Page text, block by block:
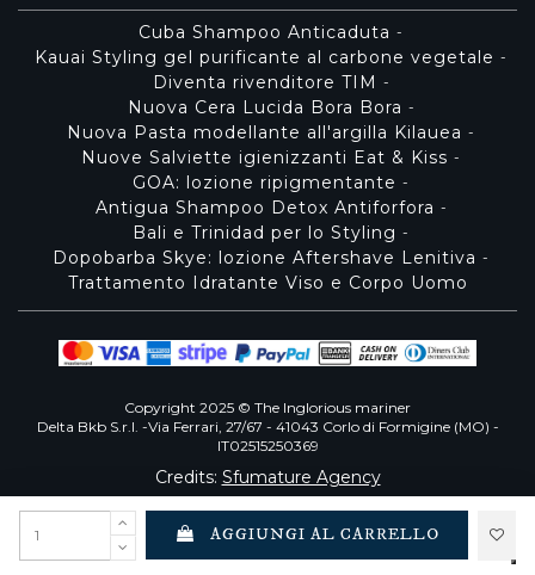
AGGIUNGI AL CARRELLO
Cuba Shampoo Anticaduta -
Kauai Styling gel purificante al carbone vegetale -
Diventa rivenditore TIM -
Nuova Cera Lucida Bora Bora -
Nuova Pasta modellante all'argilla Kilauea -
Nuove Salviette igienizzanti Eat & Kiss -
GOA: lozione ripigmentante -
Antigua Shampoo Detox Antiforfora -
Bali e Trinidad per lo Styling -
Dopobarba Skye: lozione Aftershave Lenitiva -
Trattamento Idratante Viso e Corpo Uomo
Copyright 2025 © The Inglorious mariner
Delta Bkb S.r.l. -Via Ferrari, 27/67 - 41043 Corlo di Formigine (MO) -
IT02515250369
Credits: Sfumature Agency
Informativa sulla raccolta
Le tue preferenze relative alla privacy